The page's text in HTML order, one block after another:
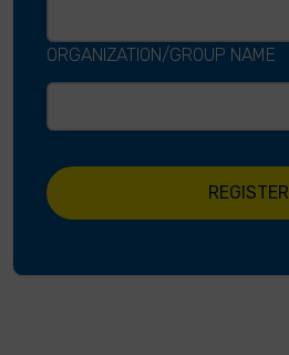
ORGANIZATION/GROUP NAME
REGISTER